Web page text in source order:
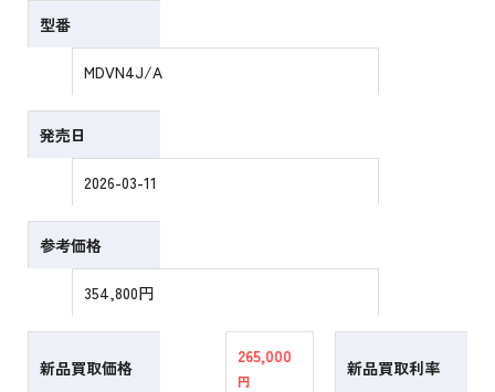
型番
MDVN4J/A
発売日
2026-03-11
参考価格
354,800円
新品買取価格
265,000
円
新品買取利率